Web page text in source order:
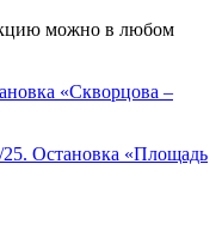
можно в любом
«Скворцова –
Остановка «Площадь